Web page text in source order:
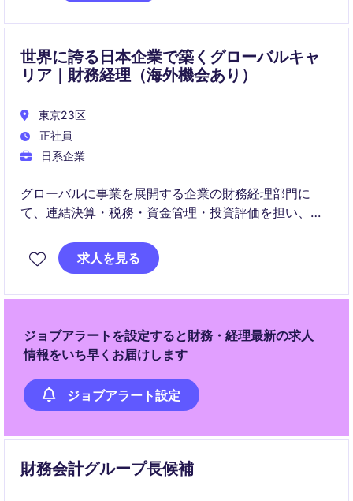
世界に誇る日本企業で築くグローバルキャ
リア｜財務経理（海外機会あり）
東京23区
正社員
日系企業
グローバルに事業を展開する企業の財務経理部門に
て、連結決算・税務・資金管理・投資評価を担い、経
国内で専門性を高めながら、将来的には海外拠点での
求人を見る
ジョブアラートを設定すると財務・経理最新の求人
情報をいち早くお届けします
ジョブアラート設定
財務会計グループ長候補